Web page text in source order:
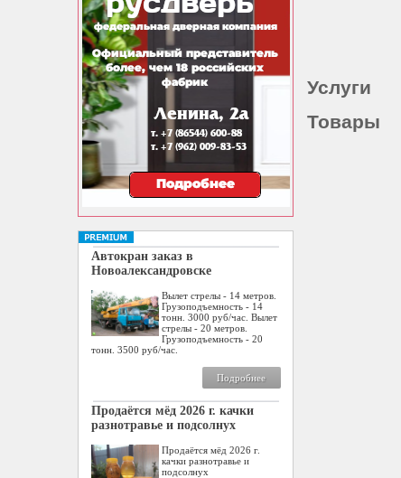
Автокран заказ в
Новоалександровске
Вылет стрелы - 14 метров.
Грузоподъемность - 14
тонн. 3000 руб/час. Вылет
стрелы - 20 метров.
Грузоподъемность - 20
тонн. 3500 руб/час.
Подробнее
Продаётся мёд 2026 г. качки
разнотравье и подсолнух
Продаётся мёд 2026 г.
качки разнотравье и
подсолнух
Услуги
Товары